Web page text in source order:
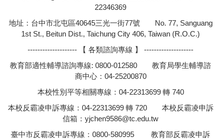
22346369
地址：台中市北屯區40645三光一街77號 No. 77, Sanguang
1st St., Beitun Dist., Taichung City 406, Taiwan (R.O.C.)
-------------------- 【 各類諮詢專線 】 --------------------
教育部適性輔導諮詢專線: 0800-012580 教育局學生輔導諮
商中心：04-25200870
本校性別平等相關專線：04-22313699 轉 740
本校反霸凌申訴專線：04-22313699 轉 720 本校反霸凌申訴
信箱： yjchen9586@tc.edu.tw
臺中市反霸凌申訴專線：0800-580995 教育部反霸凌申訴